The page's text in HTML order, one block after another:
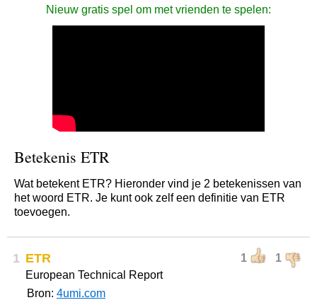
Nieuw gratis spel om met vrienden te spelen:
Betekenis ETR
Wat betekent ETR? Hieronder vind je 2 betekenissen van
het woord ETR. Je kunt ook zelf een definitie van ETR
toevoegen.
1 1 1
ETR
European Technical Report
Bron: 4umi.com